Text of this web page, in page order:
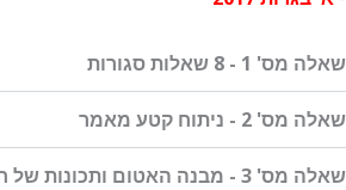
שאלה מס' 1 - 8 שאלות סגורות
שאלה מס' 2 - ניתוח קטע מאמר
שאלה מס' 3 - מבנה האטום ותכונות של חומרים